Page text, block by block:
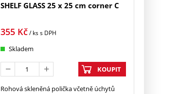
SHELF GLASS 25 x 25 cm corner C
355 Kč/ kss DPH
Skladem
KOUPIT
Rohová skleněná polička včetně úchytů